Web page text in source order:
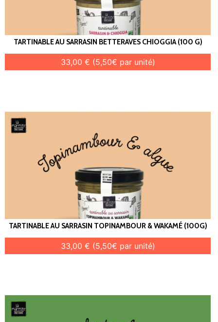
TARTINABLE AU SARRASIN BETTERAVES CHIOGGIA (100 G)
33,00 € (5,50€ par unité)
TARTINABLE AU SARRASIN TOPINAMBOUR & WAKAMÉ (100G)
33,00 € (5,50€ par unité)